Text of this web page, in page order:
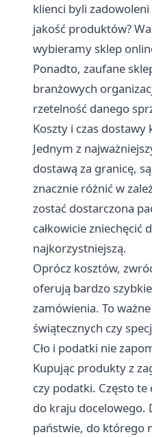
klienci byli zadowoleni
jakość produktów?
wybieramy sklep
Ponadto, zaufane
branżowych
rzetelność danego
Koszty i czas
Jednym z
dostawą za granicę,
znacznie różnić w
zostać dostarczona
całkowicie
najkorzystniejszą.
Oprócz kosztów,
oferują bardzo
zamówienia. To
świątecznych czy
Cło i podatki nie
Kupując produkty z
czy podatki. Często
do kraju docelowego.
państwie, do którego